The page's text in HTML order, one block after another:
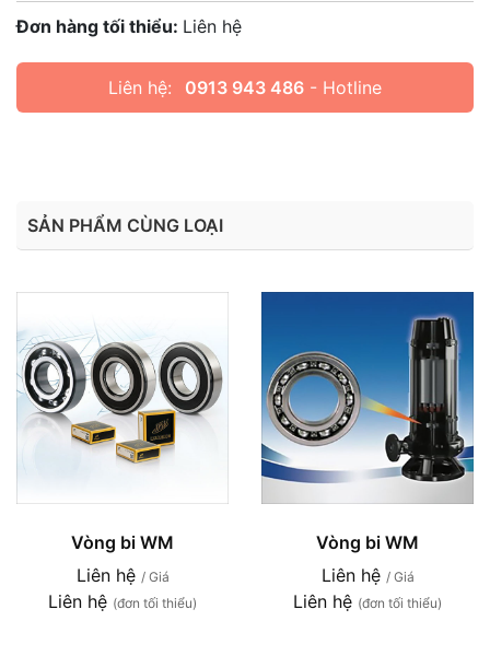
Đơn hàng tối thiểu: Liên hệ
Liên hệ: 0913 943 486 - Hotline
SẢN PHẨM CÙNG LOẠI
Vòng bi WM
Liên hệ / Giá
Liên hệ (đơn tối thiểu)
Vòng bi WM
Liên hệ / Giá
Liên hệ (đơn tối thiểu)